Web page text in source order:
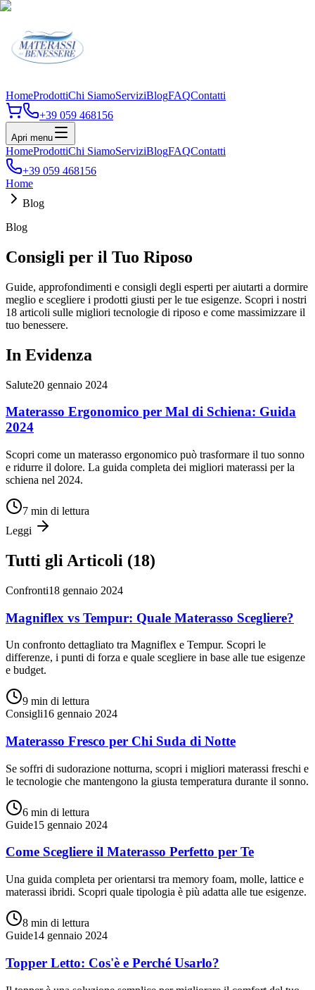
HomeProdottiChi SiamoServiziBlogFAQContatti
+39 059 468156
Apri menu
HomeProdottiChi SiamoServiziBlogFAQContatti
+39 059 468156
Home
Blog
Blog
Consigli per il Tuo Riposo
Guide, approfondimenti e consigli degli esperti per aiutarti a dormire
meglio e scegliere i prodotti giusti per le tue esigenze. Scopri i nostri
18 articoli sulle migliori tecnologie di riposo e come massimizzare il
tuo benessere.
In Evidenza
Salute20 gennaio 2024
Materasso Ergonomico per Mal di Schiena: Guida
2024
Scopri come un materasso ergonomico può trasformare il tuo sonno
e ridurre il dolore. La guida completa dei migliori materassi per la
schiena nel 2024.
7 min di lettura
Leggi
Tutti gli Articoli (18)
Confronti18 gennaio 2024
Magniflex vs Tempur: Quale Materasso Scegliere?
Un confronto dettagliato tra Magniflex e Tempur. Scopri le
differenze, i punti di forza e quale scegliere in base alle tue esigenze
e budget.
9 min di lettura
Consigli16 gennaio 2024
Materasso Fresco per Chi Suda di Notte
Se soffri di sudorazione notturna, scopri i migliori materassi freschi e
le tecnologie che mantengono la giusta temperatura durante il sonno.
6 min di lettura
Guide15 gennaio 2024
Come Scegliere il Materasso Perfetto per Te
Una guida completa per orientarsi tra memory foam, molle, lattice e
materassi ibridi. Scopri quale tipologia è più adatta alle tue esigenze.
8 min di lettura
Guide14 gennaio 2024
Topper Letto: Cos'è e Perché Usarlo?